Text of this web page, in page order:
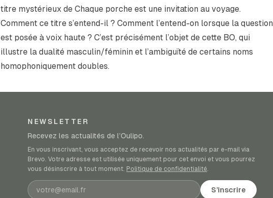
titre mystérieux de Chaque porche est une invitation au voyage.
Comment ce titre s’entend-il ? Comment l’entend-on lorsque la question
est posée à voix haute ? C’est précisément l’objet de cette BO, qui
illustre la dualité masculin/féminin et l’ambiguïté de certains noms
homophoniquement doubles.
NEWSLETTER
Recevez les actualités de l’Oulipo.
En vous inscrivant, vous acceptez de recevoir nos actualités par e-mail via
Brevo. Votre adresse est utilisée uniquement pour cet envoi et vous pourrez
vous désinscrire à tout moment. Politique de confidentialité.
Adresse e-mail S’inscrire